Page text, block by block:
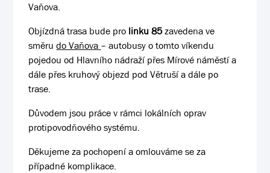
Vaňova.
Objízdná trasa bude pro linku 85zavedena ve
směrudo Vaňova – autobusy o tomto víkendu
pojedou od Hlavního nádraží přes Mírové náměstí a
dále přes kruhový objezd pod Větruší a dále po
trase.
Důvodem jsou práce v rámci lokálních oprav
protipovodňového systému.
Děkujeme za pochopení a omlouváme se za
případné komplikace.